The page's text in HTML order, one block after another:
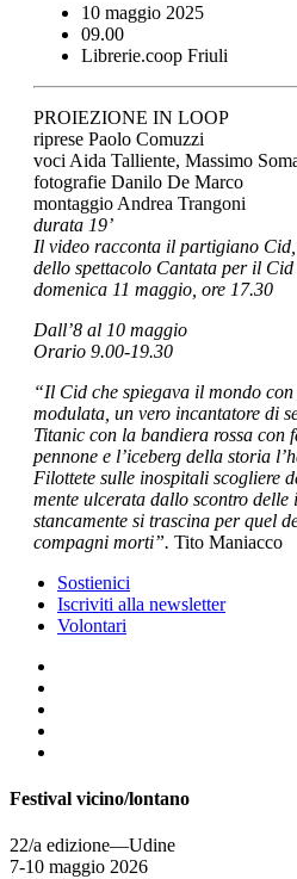
10 maggio 2025
09.00
Librerie.coop Friuli
PROIEZIONE IN LOOP
riprese Paolo Comuzzi
voci Aida Talliente, Massimo
fotografie Danilo De Marco
montaggio Andrea Trangoni
durata 19’
Il video racconta il partigiano
dello spettacolo Cantata per il Cid
domenica 11 maggio, ore 17.30
Dall’8 al 10 maggio
Orario 9.00-19.30
“Il Cid che spiegava il mondo
modulata, un vero incantatore di
Titanic con la bandiera rossa con
pennone e l’iceberg della storia
Filottete sulle inospitali scogliere
mente ulcerata dallo scontro delle
stancamente si trascina per quel
compagni morti”. Tito Maniacco
Sostienici
Iscriviti alla newsletter
Volontari
Festival vicino/lontano
22/a edizione—Udine
7-10 maggio 2026